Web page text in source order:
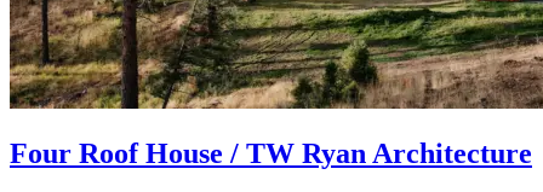
Four Roof House / TW Ryan Architecture